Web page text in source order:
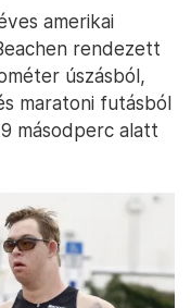
amerikai
rendezett
úszásból,
maratoni futásból
másodperc alatt